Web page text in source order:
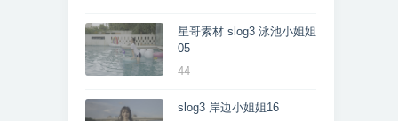
星哥素材 slog3 泳池小姐姐
05
44
slog3 岸边小姐姐16